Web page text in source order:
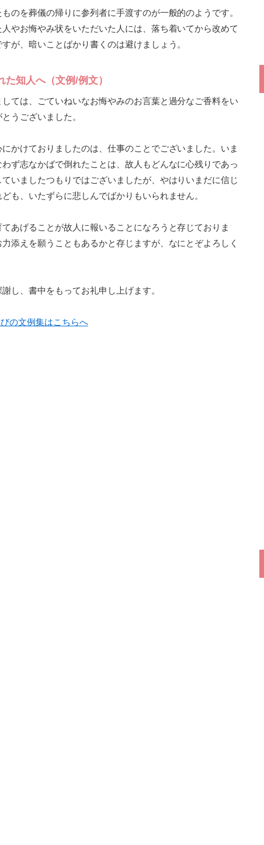
のを葬儀の帰りに参列者に手渡すのが一般的のようです。
やお悔やみ状をいただいた人には、落ち着いてから改めて
が、暗いことばかり書くのは避けましょう。
知人へ（文例/例文）
ては、ごていねいなお悔やみのお言葉と過分なご香料をい
うございました。
かけておりましたのは、仕事のことでございました。いま
ず志なかばで倒れたことは、故人もどんなに心残りであっ
いましたつもりではございましたが、やはりいまだに信じ
も、いたずらに悲しんでばかりもいられません。
あげることが故人に報いることになろうと存じておりま
添えを願うこともあるかと存じますが、なにとぞよろしく
し、書中をもってお礼申し上げます。
の文例集はこちらへ